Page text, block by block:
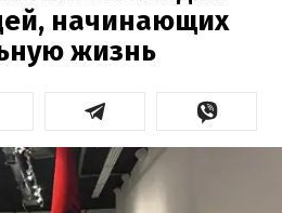
начинающих
жизнь